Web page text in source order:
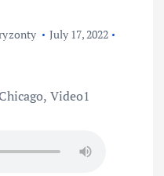
July 17, 2022